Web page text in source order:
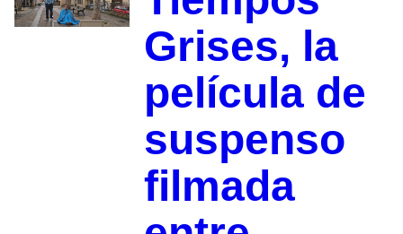
Grises, la
película de
suspenso
filmada